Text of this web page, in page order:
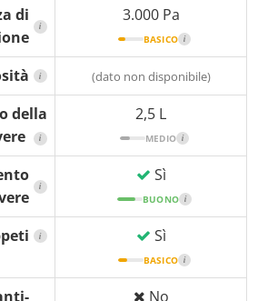
di
i
3.000 Pa
BASICO i
i (dato non disponibile)
della
i
2,5 L
MEDIO i
i
Sì
BUONO i
i Sì
BASICO i
No